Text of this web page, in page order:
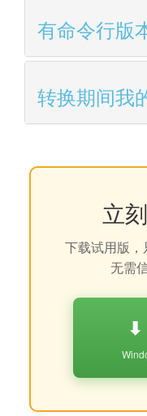
有命令行版
转换期间我
立
下载试用版，
无需
⬇